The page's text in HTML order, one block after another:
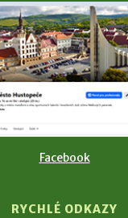
Facebook
RYCHLÉ ODKAZY